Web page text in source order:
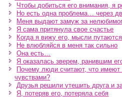
Чтобы добиться его внимания, я
Но есть одна проблема… через
Меня выдают замуж за
Я сама притянула свое счастье
Когда я вижу его, мысли путаются
Не влюбляйся в меня так сильно
Она есть…
Я оказалась зверем, ранившим
Почему люди считают, что имеют
чувствами?
Друзья решили утешить друга и
Я, потеряв его, потеряла себя